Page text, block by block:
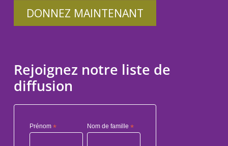
DONNEZ MAINTENANT
Rejoignez notre liste de
diffusion
Prénom * Nom de famille*